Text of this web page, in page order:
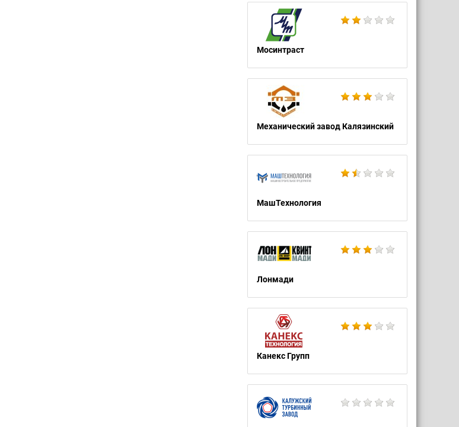
Мосинтраст
Механический завод Калязинский
МашТехнология
Лонмади
Канекс Групп